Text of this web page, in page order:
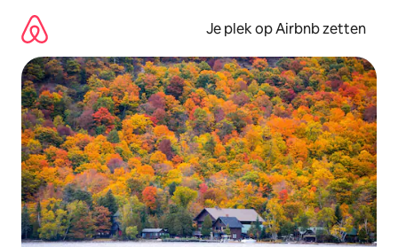
direct
naar
inhoud
Je plek op Airbnb zetten